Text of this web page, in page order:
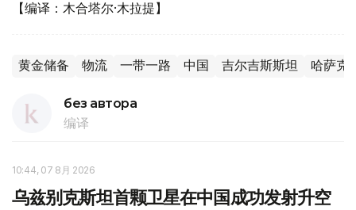
【编译：木合塔尔·木拉提】
黄金储备 物流 一带一路 中国 吉尔吉斯斯坦 哈萨克
без автора
编译
10:44, 07 8月 2026
乌兹别克斯坦首颗卫星在中国成功发射升空